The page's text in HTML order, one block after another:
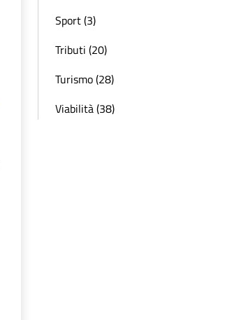
Sport (3)
Tributi (20)
Turismo (28)
Viabilità (38)